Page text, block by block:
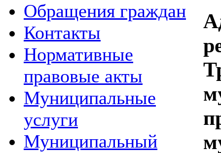
Обращения граждан
Контакты
Нормативные
правовые акты
Муниципальные
услуги
Муниципальный